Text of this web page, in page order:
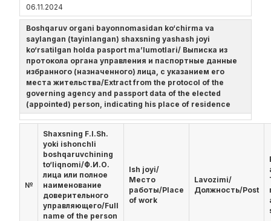
06.11.2024
Boshqaruv organi bayonnomasidan ko‘chirma va
saylangan (tayinlangan) shaxsning yashash joyi
ko‘rsatilgan holda pasport ma’lumotlari/ Выписка из
протокола органа управления и паспортные данные
избранного (назначенного) лица, с указанием его
места жительства/Extract from the protocol of the
governing agency and passport data of the elected
(appointed) person, indicating his place of residence
№
Shaxsning F.I.Sh.
yoki ishonchli
boshqaruvchining
to‘liqnomi/Ф.И.О.
лица или полное
наименование
доверительного
управляющего/Full
name of the person
Ish joyi/
Место
работы/Place
of work
Lavozimi/
Должность/Post